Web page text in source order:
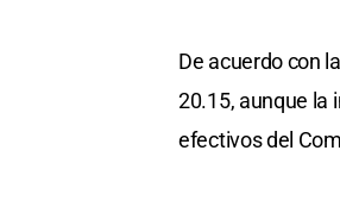
De acuerdo con
20.15, aunque la
efectivos del